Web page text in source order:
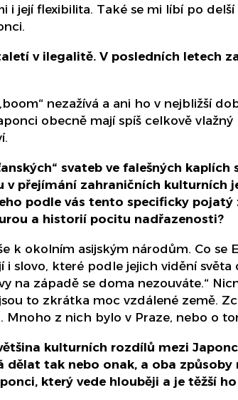
i její flexibilita. Také se mi líbí po
v ilegalitě. V posledních letech
nezažívá a ani ho v nejbližší
obecně mají spíš celkově
svateb ve falešných kaplích
v přejímání zahraničních kulturních
podle vás tento specificky pojatý
a historií pocitu nadřazenosti?
k okolním asijským národům. Co se
slovo, které podle jejich vidění světa
na západě se doma nezouváte.“
to zkrátka moc vzdálené země.
z nich bylo v Praze, nebo o
kulturních rozdílů mezi
dělat tak nebo onak, a oba
který vede hlouběji a je těžší